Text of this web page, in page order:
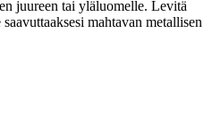
juureen tai yläluomelle. Levitä
mahtavan metallisen